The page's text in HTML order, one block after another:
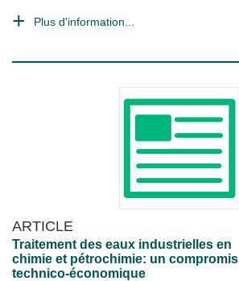
Plus d'information...
ARTICLE
Traitement des eaux industrielles en
chimie et pétrochimie: un compromis
technico-économique